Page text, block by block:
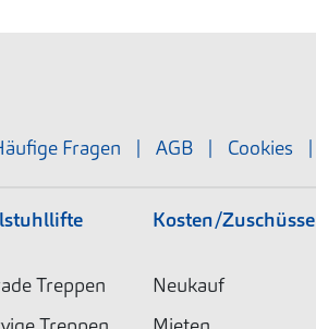
Fragen | AGB | Cookies |
Treppen
Kosten/Zuschüsse
Neukauf